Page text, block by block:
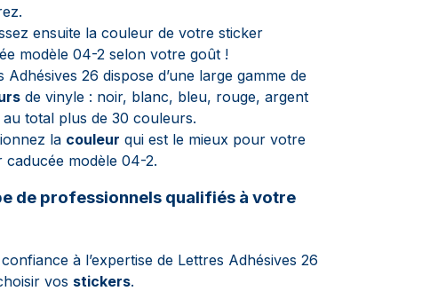
ensuite la couleur de votre sticker
modèle 04-2 selon votre goût !
Adhésives 26 dispose d’une large gamme de
de vinyle : noir, blanc, bleu, rouge, argent
au total plus de 30 couleurs.
la couleur qui est le mieux pour votre
caducée modèle 04-2.
de professionnels qualifiés à votre
à l’expertise de Lettres Adhésives 26
vos stickers.